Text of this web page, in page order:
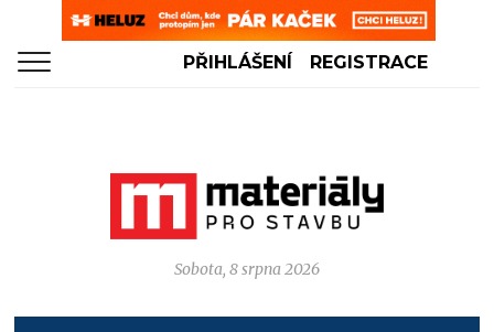
PŘIHLÁŠENÍ REGISTRACE
Sobota, 8 srpna 2026